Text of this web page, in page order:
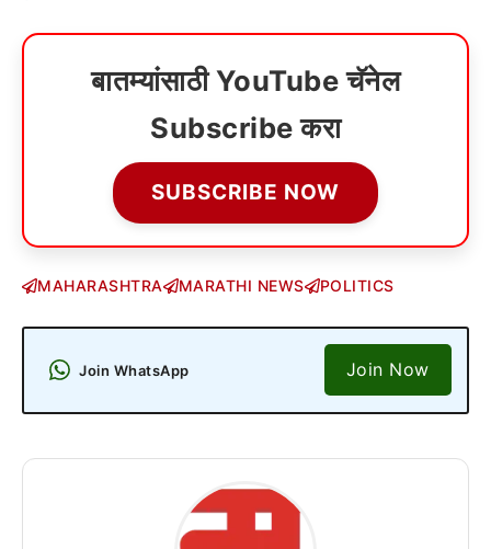
बातम्यांसाठी YouTube चॅनेल
Subscribe करा
SUBSCRIBE NOW
MAHARASHTRA MARATHI NEWS POLITICS
Join WhatsApp Join Now